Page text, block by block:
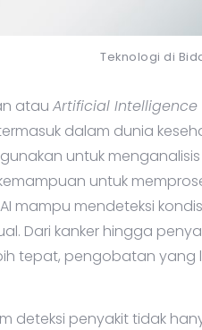
Teknologi di
atau Artificial Intelligence
dalam dunia
untuk
untuk
mampu mendeteksi
Dari kanker hingga
tepat, pengobatan yang
deteksi penyakit tidak